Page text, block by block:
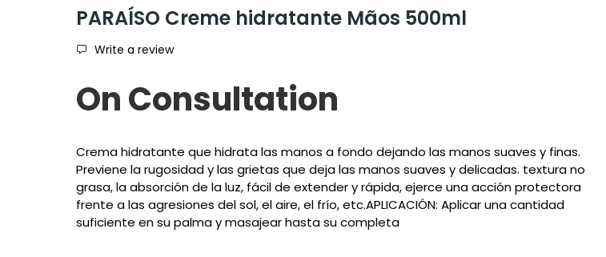
PARAÍSO Creme hidratante Mãos 500ml
Write a review
On Consultation
Crema hidratante que hidrata las manos a fondo dejando las manos suaves y finas.
Previene la rugosidad y las grietas que deja las manos suaves y delicadas. textura no
grasa, la absorción de la luz, fácil de extender y rápida, ejerce una acción protectora
frente a las agresiones del sol, el aire, el frío, etc.APLICACIÓN: Aplicar una cantidad
suficiente en su palma y masajear hasta su completa